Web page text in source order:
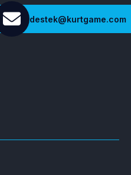
destek@kurtgame.com